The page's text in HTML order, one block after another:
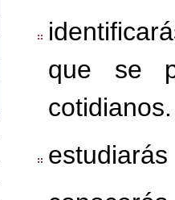
que se
cotidianos.